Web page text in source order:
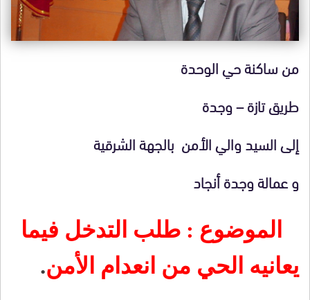
من ساكنة حي الوحدة
طريق تازة – وجدة
إلى السيد والي الأمن بالجهة الشرقية
و عمالة وجدة أنجاد
الموضوع : طلب التدخل فيما
يعانيه الحي من انعدام الأمن.